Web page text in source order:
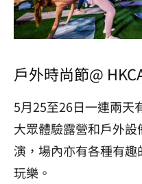
戶外時尚節@
5月25至26日一連兩天
大眾體驗露營和戶外
演，場內亦有各種有
玩樂。